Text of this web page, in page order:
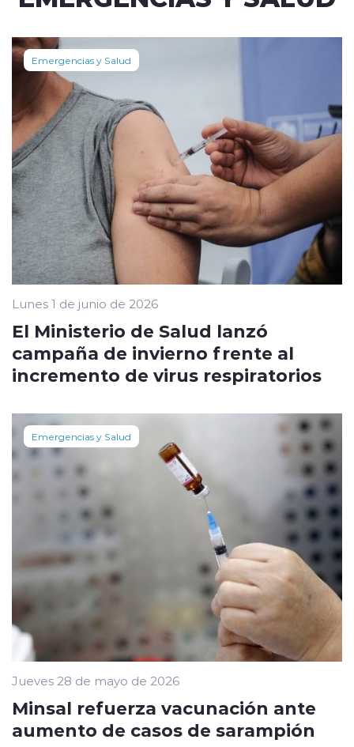
Emergencias y Salud
Lunes 1 de junio de 2026
El Ministerio de Salud lanzó
campaña de invierno frente al
incremento de virus respiratorios
Emergencias y Salud
Jueves 28 de mayo de 2026
Minsal refuerza vacunación ante
aumento de casos de sarampión